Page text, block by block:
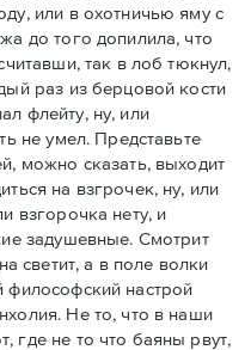
или в охотничью яму с
до того допилила, что
так в лоб тюкнул,
раз из берцовой кости
флейту, ну, или
не умел. Представьте
можно сказать, выходит
на взгрочек, ну, или
взгорочка нету, и
задушевные. Смотрит
светит, а в поле волки
настрой
Не то, что в наши
где не то что баяны рвут,